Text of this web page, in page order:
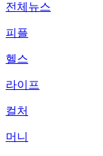
전체뉴스
피플
헬스
라이프
컬처
머니